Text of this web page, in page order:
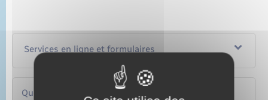
Services en ligne et formulaires
Questions ? Réponses !